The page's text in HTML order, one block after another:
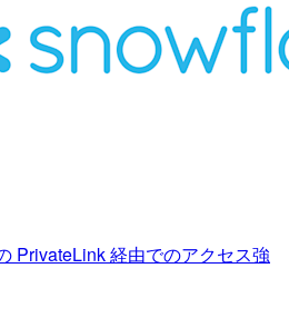
PrivateLink 経由でのアクセス強